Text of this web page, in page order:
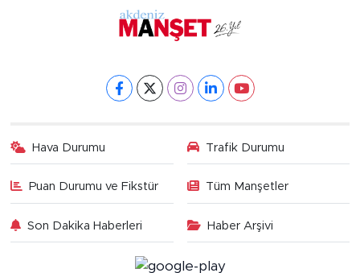
Hava Durumu Trafik Durumu
Puan Durumu ve Fikstür Tüm Manşetler
Son Dakika Haberleri Haber Arşivi